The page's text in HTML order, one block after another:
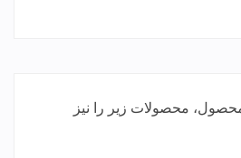
محصولات زیر را نیز